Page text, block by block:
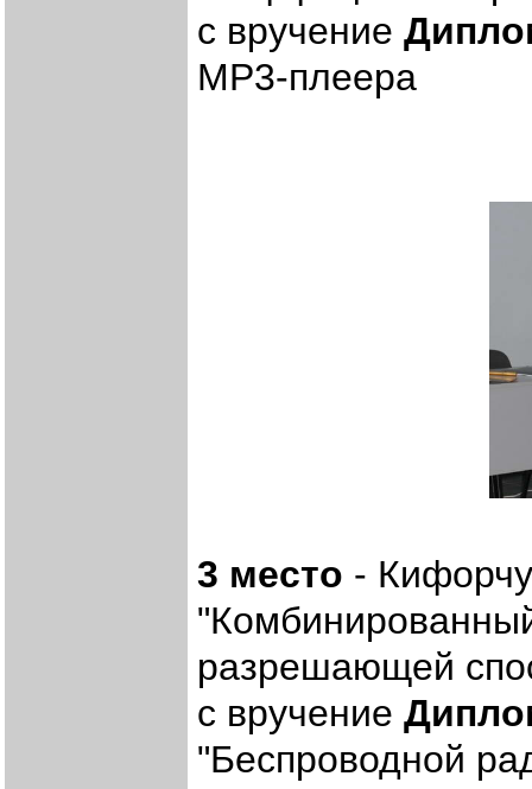
с вручение
MP3-плеера
3 место -
разрешающей
с вручение
"Беспроводной